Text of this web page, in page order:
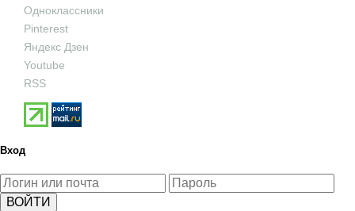
Одноклассники
Pinterest
Яндекс Дзен
Youtube
RSS
Вход